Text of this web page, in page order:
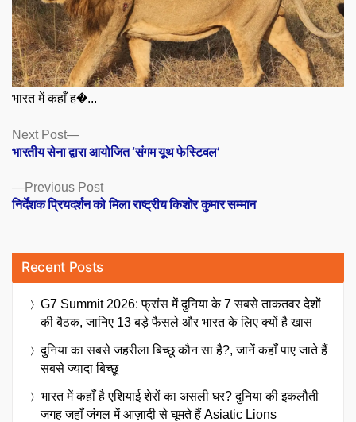
भारत में कहाँ ह�...
Posts
navigation
Previous PostPrevious
post:
निर्देशक प्रियदर्शन को मिला राष्ट्रीय किशोर कुमार सम्मान
Next Post
Next
post:
भारतीय सेना द्वारा आयोजित ‘संगम यूथ फेस्टिवल’
Recent Posts
G7 Summit 2026: फ्रांस में दुनिया के 7 सबसे ताकतवर देशों
की बैठक, जानिए 13 बड़े फैसले और भारत के लिए क्यों है खास
दुनिया का सबसे जहरीला बिच्छू कौन सा है?, जानें कहाँ पाए जाते हैं
सबसे ज्यादा बिच्छू
भारत में कहाँ है एशियाई शेरों का असली घर? दुनिया की इकलौती
जगह जहाँ जंगल में आज़ादी से घूमते हैं Asiatic Lions